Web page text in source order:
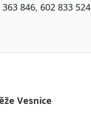
846, 602 833 524
Vesnice